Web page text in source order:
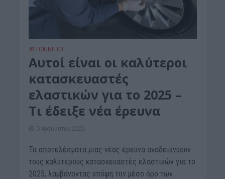
ΑΥΤΟΚΙΝΗΤΟ
Αυτοί είναι οι καλύτεροι
κατασκευαστές
ελαστικών για το 2025 –
Τι έδειξε νέα έρευνα
5 Αυγούστου 2025
Τα αποτελέσματα μιας νέας έρευνα αναδεικνύουν
τους καλύτερους κατασκευαστές ελαστικών για το
2025, λαμβάνοντας υπόψη τον μέσο όρο των